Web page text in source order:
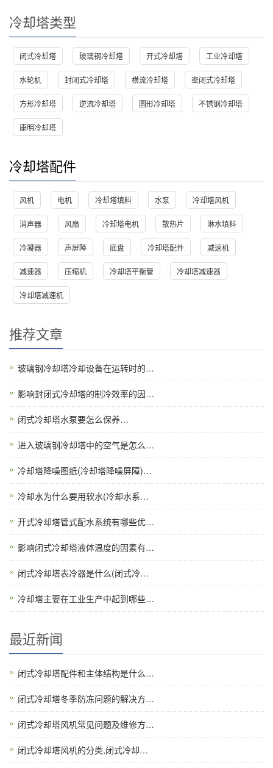
冷却塔类型
闭式冷却塔 玻璃钢冷却塔 开式冷却塔 工业冷却塔
水轮机 封闭式冷却塔 横流冷却塔 密闭式冷却塔
方形冷却塔 逆流冷却塔 圆形冷却塔 不锈钢冷却塔
康明冷却塔
冷却塔配件
风机 电机 冷却塔填料 水泵 冷却塔风机
消声器 风扇 冷却塔电机 散热片 淋水填料
冷凝器 声屏障 底盘 冷却塔配件 减速机
减速器 压缩机 冷却塔平衡管 冷却塔减速器
冷却塔减速机
推荐文章
玻璃钢冷却塔冷却设备在运转时的…
影响封闭式冷却塔的制冷效率的因…
闭式冷却塔水泵要怎么保养…
进入玻璃钢冷却塔中的空气是怎么…
冷却塔降噪图纸(冷却塔降噪屏障)…
冷却水为什么要用软水(冷却水系…
开式冷却塔管式配水系统有哪些优…
影响闭式冷却塔液体温度的因素有…
闭式冷却塔表冷器是什么(闭式冷…
冷却塔主要在工业生产中起到哪些…
最近新闻
闭式冷却塔配件和主体结构是什么…
闭式冷却塔冬季防冻问题的解决方…
闭式冷却塔风机常见问题及维修方…
闭式冷却塔风机的分类,闭式冷却…